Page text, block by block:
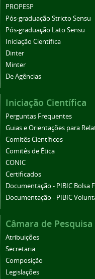
PROPESP
Pós-graduação Stricto Sensu
Pós-graduação Lato Sensu
Iniciação Científica
Dinter
Minter
De Agências
Iniciação Científica
Perguntas Frequentes
Guias e Orientações para
Comitês Científicos
Comitês de Ética
CONIC
Certificados
Documentação - PIBIC Bolsa
Documentação - PIBIC
Câmara de Pesquisa
Atribuições
Secretaria
Composição
Legislações